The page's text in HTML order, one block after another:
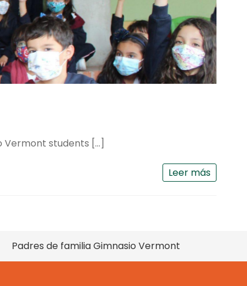
Vermont students […]
Leer más
Padres de familia Gimnasio Vermont